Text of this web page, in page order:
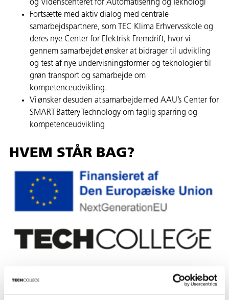
og Videnscenteret for Automatisering og Teknologi
Fortsætte med aktiv dialog med centrale
samarbejdspartnere, som TEC Klima Erhvervsskole og
deres nye Center for Elektrisk Fremdrift, hvor vi
gennem samarbejdet ønsker at bidrager til udvikling
og test af nye undervisningsformer og teknologier til
grøn transport og samarbejde om
kompetenceudvikling.
Vi ønsker desuden at samarbejde med AAU’s Center for
SMART Battery Technology om faglig sparring og
kompetenceudvikling
HVEM STÅR BAG?
HVILKE UDDANNELSER